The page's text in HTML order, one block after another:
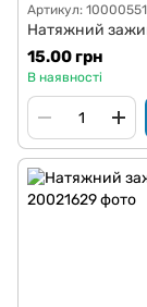
Артикул: 10000551
Натяжний
15.00 грн
В наявності